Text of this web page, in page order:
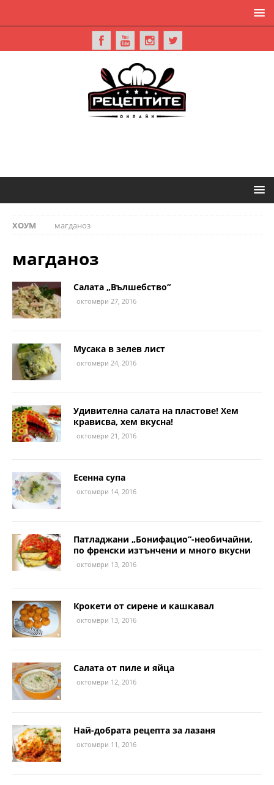
ХОУМ магданоз
магданоз
Салата „Вълшебство“
октомври 27, 2016
Мусака в зелев лист
октомври 24, 2016
Удивителна салата на пластове! Хем
крависва, хем вкусна!
октомври 21, 2016
Есенна супа
октомври 14, 2016
Патладжани „Бонифацио“-необичайни,
по френски изтънчени и много вкусни
октомври 13, 2016
Крокети от сирене и кашкавал
октомври 13, 2016
Салата от пиле и яйца
октомври 12, 2016
Най-добрата рецепта за лазаня
октомври 11, 2016